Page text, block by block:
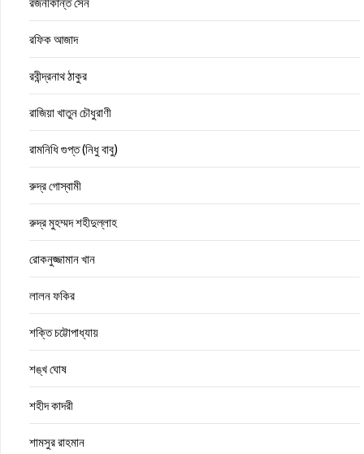
রফিক আজাদ
রবীন্দ্রনাথ ঠাকুর
রাজিয়া খাতুন চৌধুরাণী
রামনিধি গুপ্ত (নিধু বাবু)
রুদ্র গোস্বামী
রুদ্র মুহম্মদ শহীদুল্লাহ
রোকনুজ্জামান খান
লালন ফকির
শক্তি চট্টোপাধ্যায়
শঙ্খ ঘোষ
শহীদ কাদরী
শামসুর রাহমান